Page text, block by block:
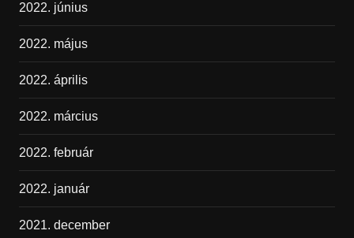
2022. június
2022. május
2022. április
2022. március
2022. február
2022. január
2021. december